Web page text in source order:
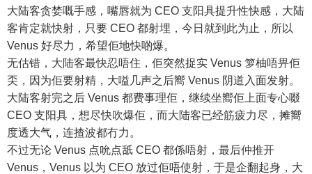
大陆客贪婪嘅手感，嘴唇就为 CEO 支阳具提升性快感，大陆
客肯定就快射，只要 CEO 都射埋，今日就到此为止，所以
Venus 好尽力，希望佢地快啲爆。
无估错，大陆客最快忍唔住，佢突然捉实 Venus 箩柚唔畀佢
奀，因为佢要射精，大嗌几声之后嚮 Venus 阴道入面发射。
大陆客射完之后 Venus 都费事理佢，继续坐嚮佢上面专心啜
CEO 支阳具，想尽快吹爆佢，而大陆客已经筋疲力尽，摊嚮
度透大气，连揸波都冇力。
不过无论 Venus 点吮点舐 CEO 都係唔射，最后仲推开
Venus，Venus 以为 CEO 放过佢唔使射，于是企翻起身，大